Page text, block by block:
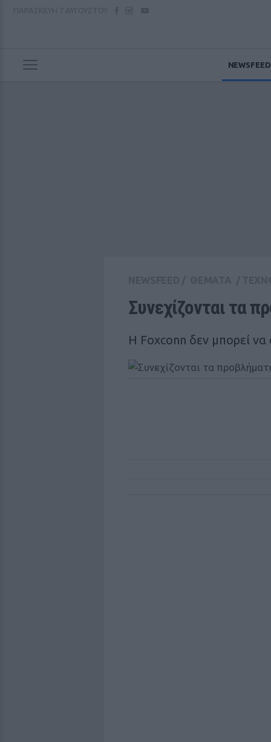
NEWSFEED
Συνεχίζονται τα
Η Foxconn δεν μπορεί να